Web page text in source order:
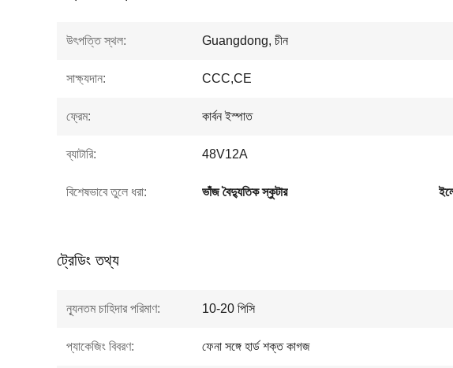
উৎপত্তি স্থল: Guangdong, চীন
সাক্ষ্যদান: CCC,CE
ফ্রেম: কার্বন ইস্পাত
ব্যাটারি: 48V12A
বিশেষভাবে তুলে ধরা: ভাঁজ বৈদ্যুতিক স্কুটার
ট্রেডিং তথ্য
ন্যূনতম চাহিদার পরিমাণ: 10-20 পিসি
প্যাকেজিং বিবরণ: ফেনা সঙ্গে হার্ড শক্ত কাগজ